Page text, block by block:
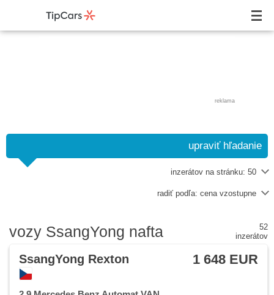
reklama
upraviť hľadanie
inzerátov na stránku: 50
radiť podľa: cena vzostupne
vozy SsangYong nafta
52
inzerátov
SsangYong Rexton 1 648 EUR